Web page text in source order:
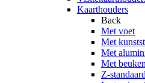
Kaarthouders
Back
Met voet
Met
Met
Met
Z-